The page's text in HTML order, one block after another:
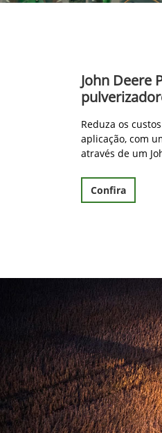
John Deere
Reduza os
aplicação, com
através de um
Confira